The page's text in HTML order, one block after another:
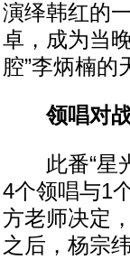
演绎韩红的
卓，成为当
腔”李炳楠的
领唱对
此番“星光
4个领唱与1
方老师决定
之后，杨宗